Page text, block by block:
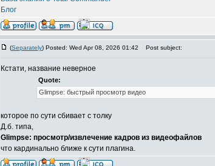
Блог
(Separately) Posted: Wed Apr 08, 2026 01:42 Post subject:
Кстати, название неверное
Quote:
Glimpse: быстрый просмотр видео
которое по сути сбивает с толку
Д.б. типа,
Glimpse: просмотр/извлечение кадров из видеофайлов
что кардинально ближе к сути плагина.